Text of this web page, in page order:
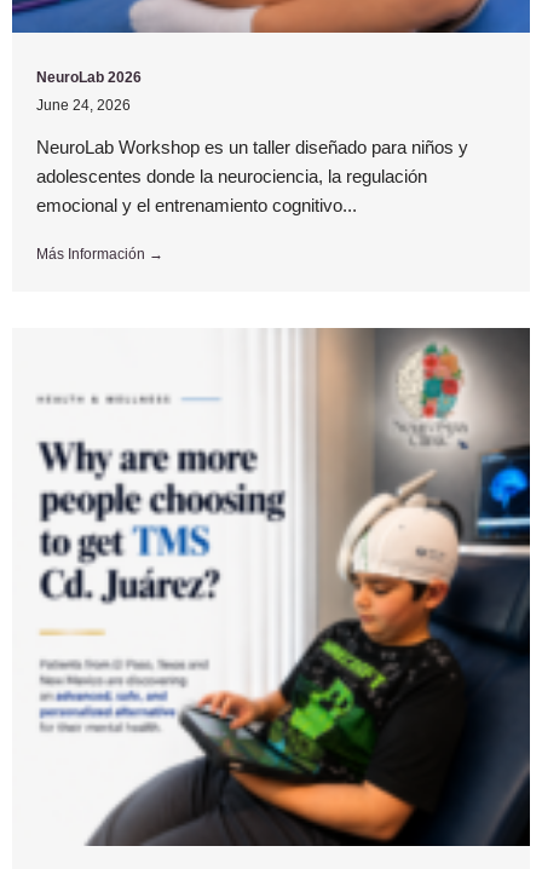
NeuroLab 2026
June 24, 2026
NeuroLab Workshop es un taller diseñado para niños y
adolescentes donde la neurociencia, la regulación
emocional y el entrenamiento cognitivo...
Más Información →